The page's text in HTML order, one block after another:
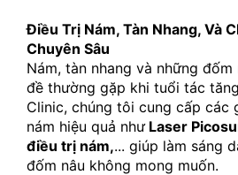
Điều Trị Nám, Tàn Nhang, Và
Chuyên Sâu
Nám, tàn nhang và những
đề thường gặp khi tuổi tác
Clinic, chúng tôi cung cấp các
nám hiệu quả như Laser
điều trị nám,... giúp làm sáng
đốm nâu không mong muốn.